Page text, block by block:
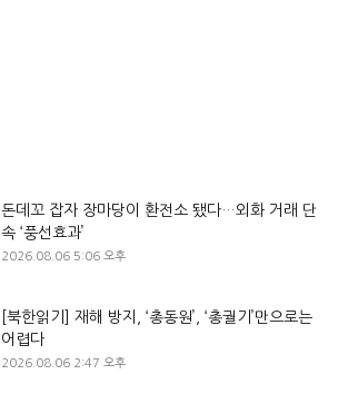
돈데꼬 잡자 장마당이 환전소 됐다…외화 거래 단
속 ‘풍선효과’
2026.08.06 5:06 오후
[북한읽기] 재해 방지, ‘총동원’, ‘총궐기’만으로는
어렵다
2026.08.06 2:47 오후